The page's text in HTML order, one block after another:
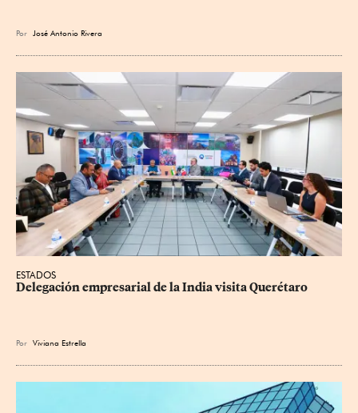
Por José Antonio Rivera
ESTADOS
Delegación empresarial de la India visita Querétaro
Por Viviana Estrella